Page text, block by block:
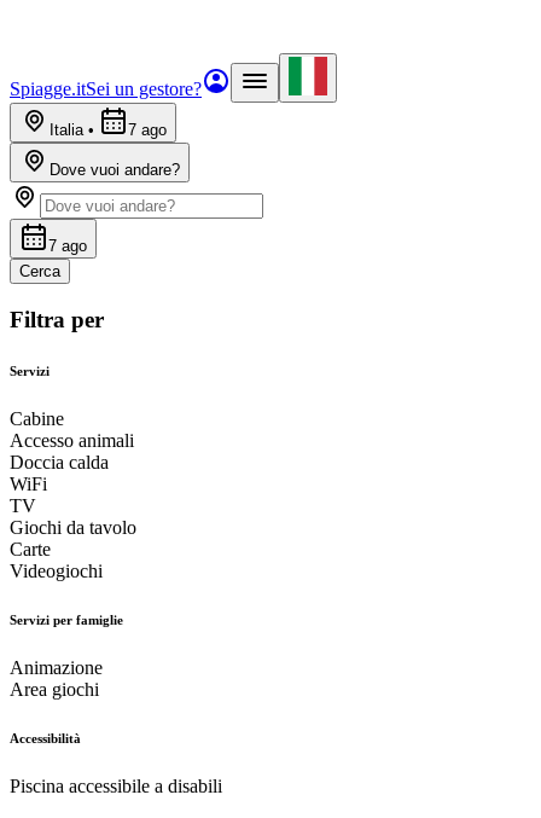
Spiagge.itSei un gestore?
Italia• 7 ago
Dove vuoi andare?
7 ago
Cerca
Filtra per
Servizi
Cabine
Accesso animali
Doccia calda
WiFi
TV
Giochi da tavolo
Carte
Videogiochi
Servizi per famiglie
Animazione
Area giochi
Accessibilità
Piscina accessibile a disabili